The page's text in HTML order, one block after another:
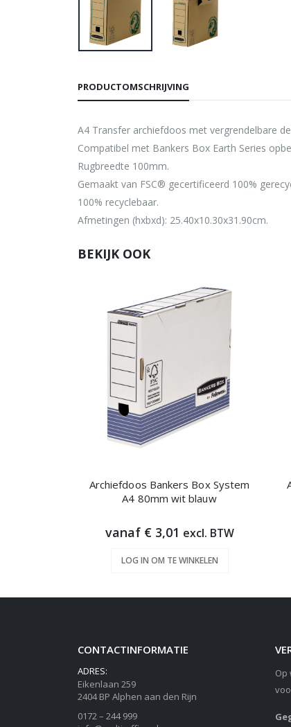
PRODUCTOMSCHRIJVING
A4 Transfer archiefdoos met vergrendelbare
Compatibel met Bankers Box Earth Series
Rugbreedte 100mm.
Gemaakt van FSC® gecertificeerd 100%
100% recyclebaar.
Afmetingen (hxbxd): 25.40x10.30x31.90cm.
BEKIJK OOK
Archiefdoos Bankers Box System
A4 80mm wit blauw
vanaf € 3,01 excl. BTW
LOG IN OM TE WINKELEN
CONTACTINFORMATIE
ADRES:
Eikenlaan 259
2404 BP Alphen aan den Rijn
0172 – 244 999
Op